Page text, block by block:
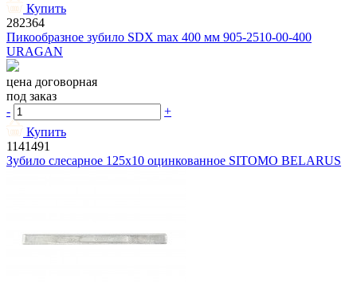
Купить
282364
Пикообразное зубило SDX max 400 мм 905-2510-00-400
URAGAN
цена договорная
под заказ
-
+
Купить
1141491
Зубило слесарное 125х10 оцинкованное SITOMO BELARUS